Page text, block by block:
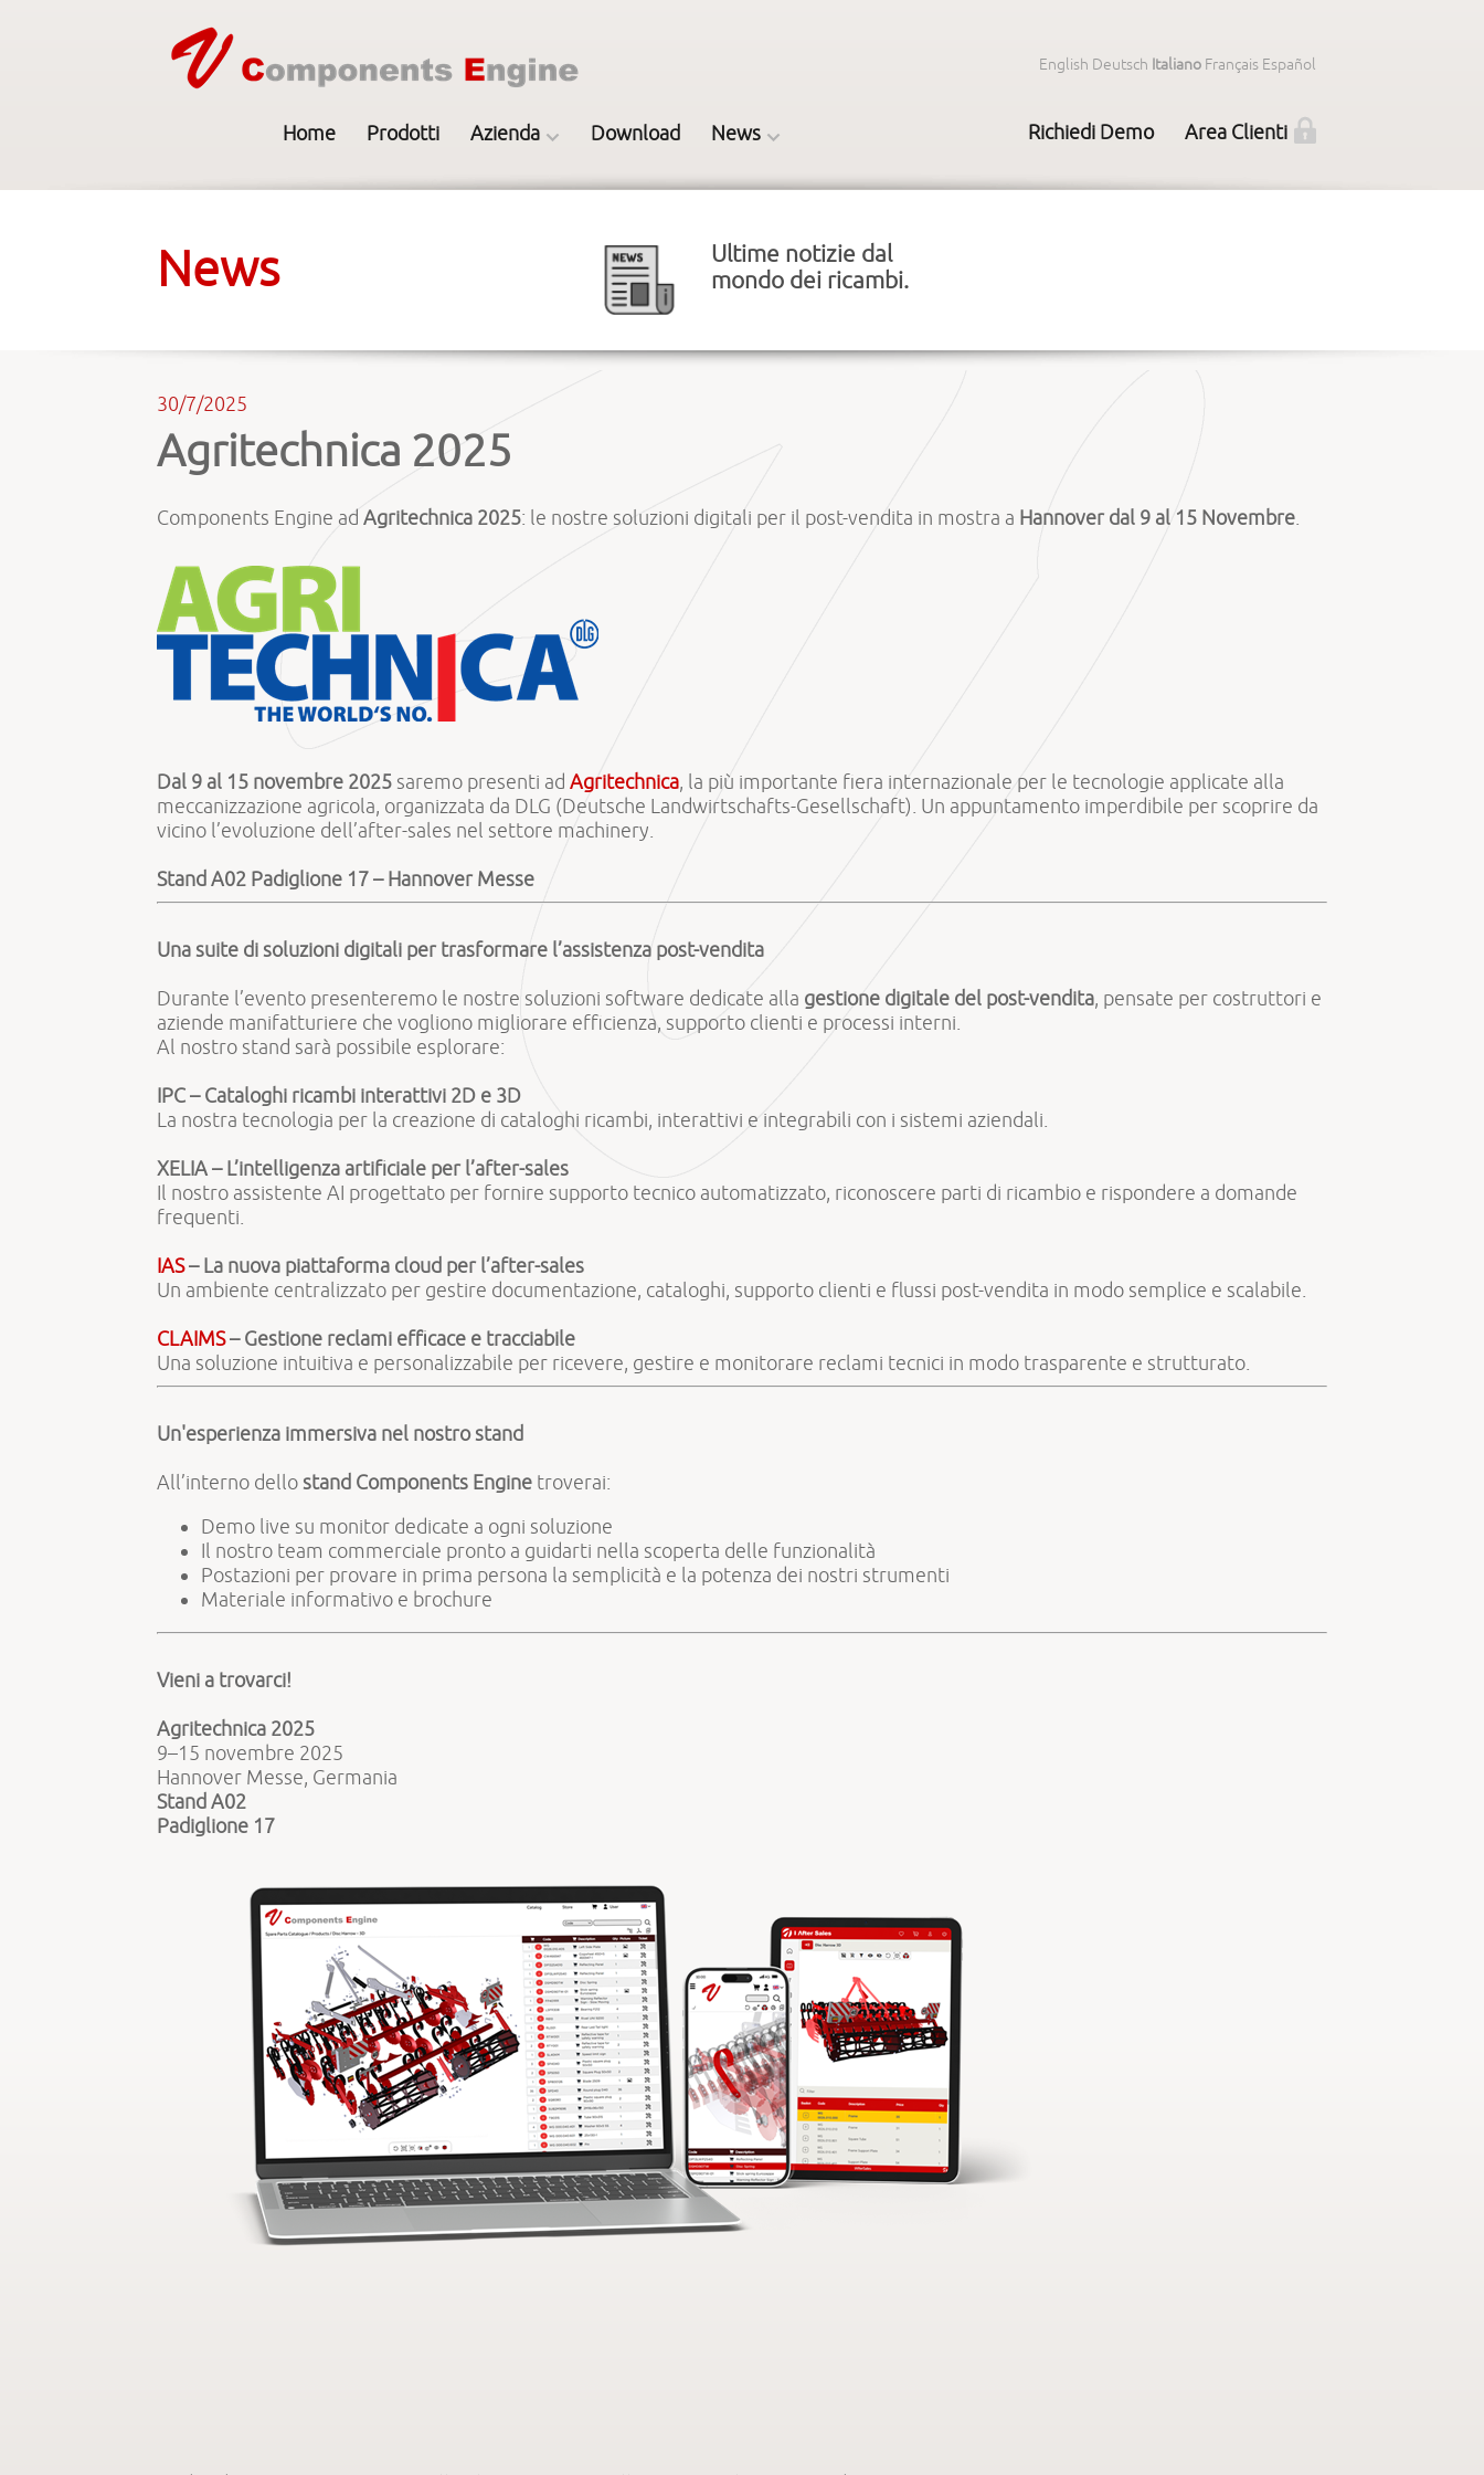
English Deutsch Italiano Français Español
Home Prodotti Azienda Download News Richiedi Demo Area Clienti
News
Ultime notizie dal
mondo dei ricambi.
30/7/2025
Agritechnica 2025
Components Engine ad Agritechnica 2025: le nostre soluzioni digitali per il post-vendita in mostra a Hannover dal 9 al 15 Novembre.
Dal 9 al 15 novembre 2025 saremo presenti ad Agritechnica, la più importante fiera internazionale per le tecnologie applicate alla
meccanizzazione agricola, organizzata da DLG (Deutsche Landwirtschafts-Gesellschaft). Un appuntamento imperdibile per scoprire da
vicino l’evoluzione dell’after-sales nel settore machinery.
Stand A02 Padiglione 17 – Hannover Messe
Una suite di soluzioni digitali per trasformare l’assistenza post-vendita
Durante l’evento presenteremo le nostre soluzioni software dedicate alla gestione digitale del post-vendita, pensate per costruttori e
aziende manifatturiere che vogliono migliorare efficienza, supporto clienti e processi interni.
Al nostro stand sarà possibile esplorare:
IPC – Cataloghi ricambi interattivi 2D e 3D
La nostra tecnologia per la creazione di cataloghi ricambi, interattivi e integrabili con i sistemi aziendali.
XELIA – L’intelligenza artificiale per l’after-sales
Il nostro assistente AI progettato per fornire supporto tecnico automatizzato, riconoscere parti di ricambio e rispondere a domande
frequenti.
IAS– La nuova piattaforma cloud per l’after-sales
Un ambiente centralizzato per gestire documentazione, cataloghi, supporto clienti e flussi post-vendita in modo semplice e scalabile.
CLAIMS– Gestione reclami efficace e tracciabile
Una soluzione intuitiva e personalizzabile per ricevere, gestire e monitorare reclami tecnici in modo trasparente e strutturato.
Un'esperienza immersiva nel nostro stand
All’interno dello stand Components Engine troverai:
Demo live su monitor dedicate a ogni soluzione
Il nostro team commerciale pronto a guidarti nella scoperta delle funzionalità
Postazioni per provare in prima persona la semplicità e la potenza dei nostri strumenti
Materiale informativo e brochure
Vieni a trovarci!
Agritechnica 2025
9–15 novembre 2025
Hannover Messe, Germania
Stand A02
Padiglione 17